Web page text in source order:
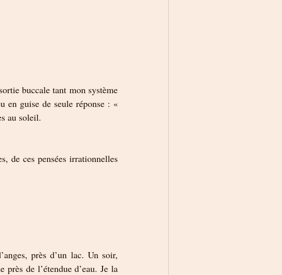
buccale tant mon système
en guise de seule réponse : «
au soleil.
de ces pensées irrationnelles
près d’un lac. Un soir,
de l’étendue d’eau. Je la